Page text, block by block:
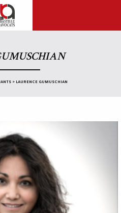
> LAURENCE GUMUSCHIAN